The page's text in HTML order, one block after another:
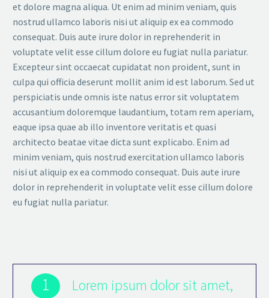
et dolore magna aliqua. Ut enim ad minim veniam, quis
nostrud ullamco laboris nisi ut aliquip ex ea commodo
consequat. Duis aute irure dolor in reprehenderit in
voluptate velit esse cillum dolore eu fugiat nulla pariatur.
Excepteur sint occaecat cupidatat non proident, sunt in
culpa qui officia deserunt mollit anim id est laborum. Sed ut
perspiciatis unde omnis iste natus error sit voluptatem
accusantium doloremque laudantium, totam rem aperiam,
eaque ipsa quae ab illo inventore veritatis et quasi
architecto beatae vitae dicta sunt explicabo. Enim ad
minim veniam, quis nostrud exercitation ullamco laboris
nisi ut aliquip ex ea commodo consequat. Duis aute irure
dolor in reprehenderit in voluptate velit esse cillum dolore
eu fugiat nulla pariatur.
1
Lorem ipsum dolor sit amet,